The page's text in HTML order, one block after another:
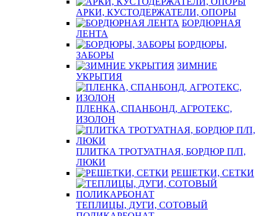
АРКИ, КУСТОДЕРЖАТЕЛИ, ОПОРЫ
БОРДЮРНАЯ
ЛЕНТА
БОРДЮРЫ,
ЗАБОРЫ
ЗИМНИЕ
УКРЫТИЯ
ПЛЕНКА, СПАНБОНД, АГРОТЕКС,
ИЗОЛОН
ПЛИТКА ТРОТУАТНАЯ, БОРДЮР П/П,
ЛЮКИ
РЕШЕТКИ, СЕТКИ
ТЕПЛИЦЫ, ДУГИ, СОТОВЫЙ